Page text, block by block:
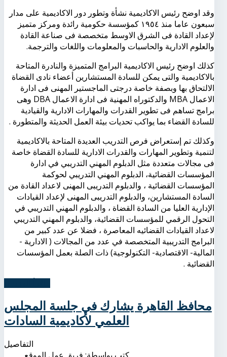
وقد اوضح رئيس الاكاديمية نشأة وتطور دور الاكاديمية على مدار
سبعون عاما منذ ١٩٥٤ كمؤسسة حكومية رائدة ومركز متميز
لإعداد القادة فى الشرق الاوسط متخصصة فى صناعة القادة
والعلوم الادارية والحاسبات والمعلومات واللغات والترجمة.
كذلك اوضح رئيس الاكاديمية البرامج المتميزة والنادرة المتاحة
بالاكاديمية والتى يمكن للسادة المستشارين أعضاء نادى القضاة
الالتحاق بها وبصفة خاصة درجتى الماجستير المهنى فى ادارة
الاعمال MBA والدكتوراه المهنية فى ادارة الاعمال DBA وهى
برامج تساهم فى تطوير القدرات والمهارات الادارية والقيادية
للسادة القضاء بما يواكب تحديات بيئة العمل الحديثة والمتطورة .
وكذلك تم إستعراض فرص التدريب العديدة المتاحة بالاكاديمية
لتنمية وتطوير المهارات والقدرات الادارية للسادة القضاة خاصة
فى مجالات متعددة مثل الدبلوم المهني التدريبي في ادارة
المؤسسات القضائية، الدبلوم المهني التدريبي لحوكمة
المؤسسات القضائية ، والدبلوم التدريبى المهنى لاعداد القادة من
السادة المستشارين، والدبلوم التدريبى المهنى لإعداد القيادات
الإدارية العليا من السادة القضاة ، والدبلوم المهني التدريبي في
التحول الرقمي للمؤسسات القضائية، والدبلوم المهني التدريبي
لاعداد القيادات القضائيه المعاصرة ، فضلا عن عدد كبير من
البرامج التدريبية المتخصصة في عدد من المجالات ( الادارية -
المالية- الاقتصادية- التكنولوجية) ذات الصلة بعمل المؤسسات
القضائية .
محافظ القاهرة يشارك في جلسة المجلس
العلمي لأكاديمية السادات
التفاصيل